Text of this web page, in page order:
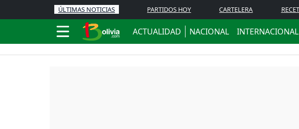
ÚLTIMAS NOTICIAS PARTIDOS HOY CARTELERA
ACTUALIDAD NACIONAL INTERNACIONAL